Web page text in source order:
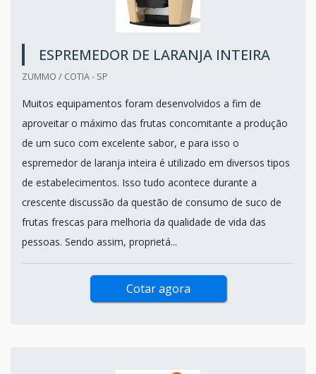
ESPREMEDOR DE LARANJA INTEIRA
ZUMMO / COTIA - SP
Muitos equipamentos foram desenvolvidos a fim de
aproveitar o máximo das frutas concomitante a produção
de um suco com excelente sabor, e para isso o
espremedor de laranja inteira é utilizado em diversos tipos
de estabelecimentos. Isso tudo acontece durante a
crescente discussão da questão de consumo de suco de
frutas frescas para melhoria da qualidade de vida das
pessoas. Sendo assim, proprietá...
Cotar agora